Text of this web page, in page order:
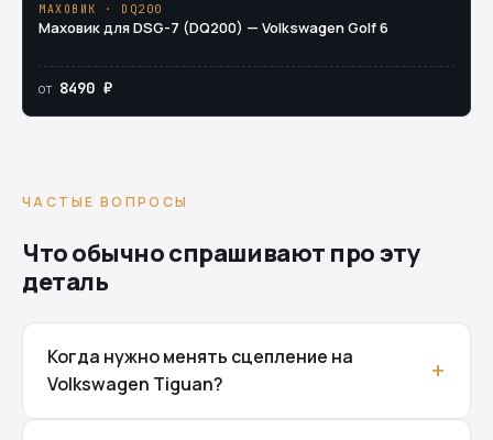
МАХОВИК · DQ200
Маховик для DSG-7 (DQ200) — Volkswagen Golf 6
от 8490 ₽
ЧАСТЫЕ ВОПРОСЫ
Что обычно спрашивают про эту
деталь
Когда нужно менять сцепление на
Volkswagen Tiguan?